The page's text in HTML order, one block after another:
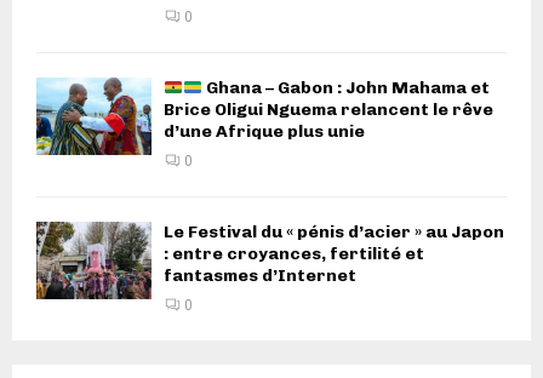
0
Ghana – Gabon : John Mahama et
Brice Oligui Nguema relancent le rêve
d’une Afrique plus unie
0
Le Festival du « pénis d’acier » au Japon
: entre croyances, fertilité et
fantasmes d’Internet
0